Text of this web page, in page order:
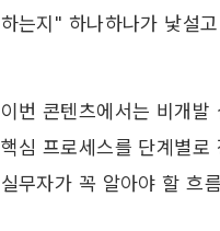
하는지" 하나하나가 낯설
이번 콘텐츠에서는 비개발
핵심 프로세스를 단계별
실무자가 꼭 알아야 할 흐